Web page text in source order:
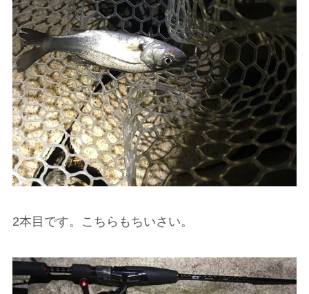
2本目です。こちらもちいさい。